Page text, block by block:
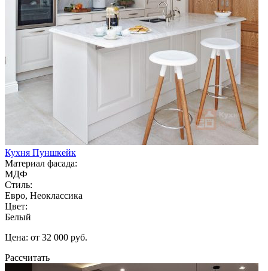
Кухня Пуншкейк
Материал фасада:
МДФ
Стиль:
Евро, Неоклассика
Цвет:
Белый
Цена: от 32 000 руб.
Рассчитать